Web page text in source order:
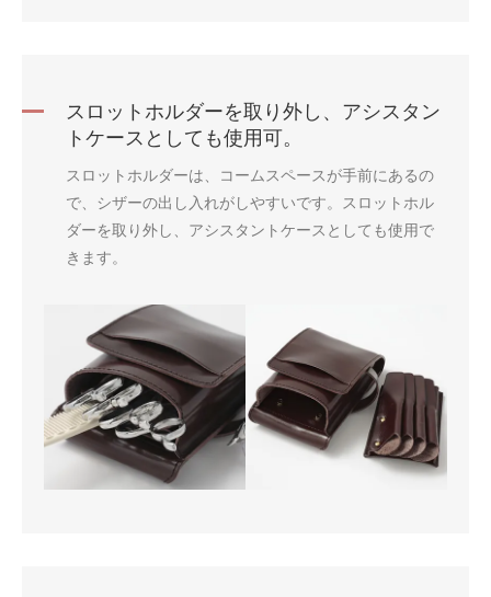
スロットホルダーを取り外し、アシスタン
トケースとしても使用可。
スロットホルダーは、コームスペースが手前にあるの
で、シザーの出し入れがしやすいです。スロットホル
ダーを取り外し、アシスタントケースとしても使用で
きます。